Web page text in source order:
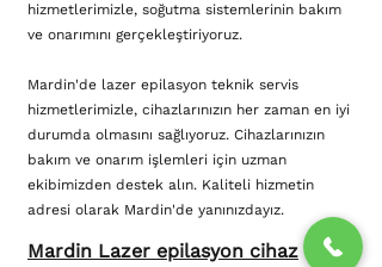
hizmetlerimizle, soğutma sistemlerinin bakım
ve onarımını gerçekleştiriyoruz.
Mardin'de lazer epilasyon teknik servis
hizmetlerimizle, cihazlarınızın her zaman en iyi
durumda olmasını sağlıyoruz. Cihazlarınızın
bakım ve onarım işlemleri için uzman
ekibimizden destek alın. Kaliteli hizmetin
adresi olarak Mardin'de yanınızdayız.
Mardin Lazer epilasyon cihaz